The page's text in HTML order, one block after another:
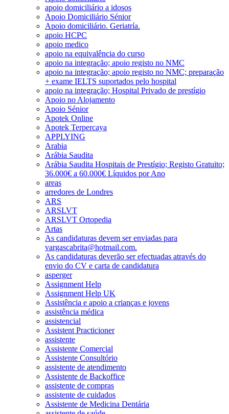
apoio domiciliário a idosos
Apoio Domiciliário Sénior
Apoio domiciliário. Geriatría.
apoio HCPC
apoio medico
apoio na equivalência do curso
apoio na integração; apoio registo no NMC
apoio na integração; apoio registo no NMC; preparação
+ exame IELTS suportados pelo hospital
apoio na integração; Hospital Privado de prestígio
Apoio no Alojamento
Apoio Sénior
Apotek Online
Apotek Terpercaya
APPLYING
Arabia
Arábia Saudita
Arábia Saudita Hospitais de Prestígio; Registo Gratuito;
36.000€ a 60.000€ Líquidos por Ano
areas
arredores de Londres
ARS
ARSLVT
ARSLVT Ortopedia
Artas
As candidaturas devem ser enviadas para
vargascabrita@hotmail.com.
As candidaturas deverão ser efectuadas através do
envio do CV e carta de candidatura
asperger
Assignment Help
Assignment Help UK
Assistência e apoio a crianças e jovens
assistência médica
assistencial
Assistent Practicioner
assistente
Assistente Comercial
Assistente Consultório
assistente de atendimento
Assistente de Backoffice
assistente de compras
assistente de cuidados
Assistente de Medicina Dentária